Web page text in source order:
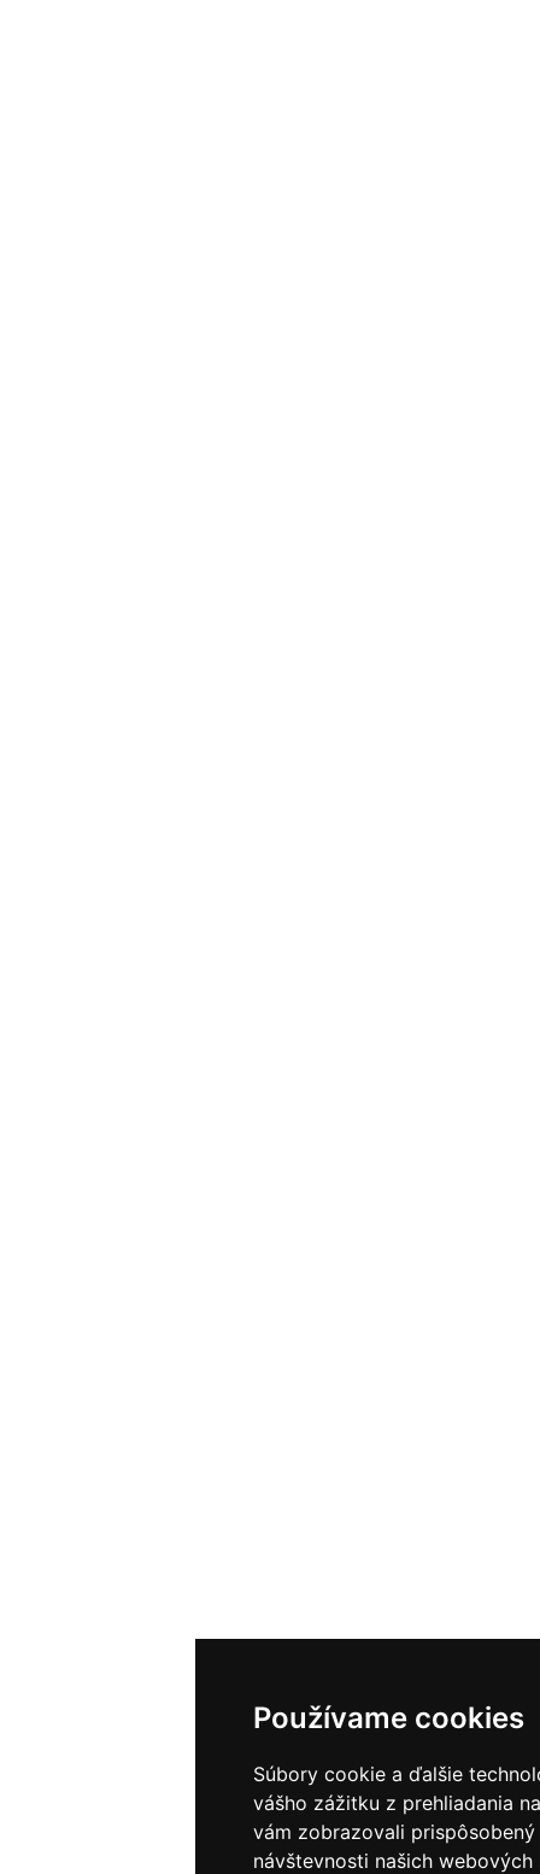
Používame cookies
Súbory cookie a ďalšie
vášho zážitku z prehliadania
vám zobrazovali
návštevnosti našich